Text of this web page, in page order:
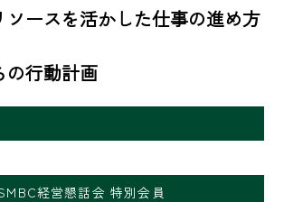
ソースを活かした仕事の進め方
の行動計画
経営懇話会 特別会員